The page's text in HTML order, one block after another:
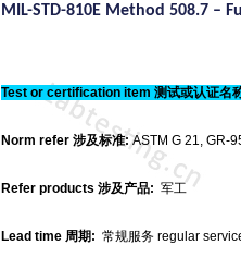
MIL-STD-810E Method 508.7 –
Test or certification item 测试或认证名
Norm refer 涉及标准:ASTM G 21, GR-
Refer products 涉及产品: 军工
Lead time 周期: 常规服务 regular